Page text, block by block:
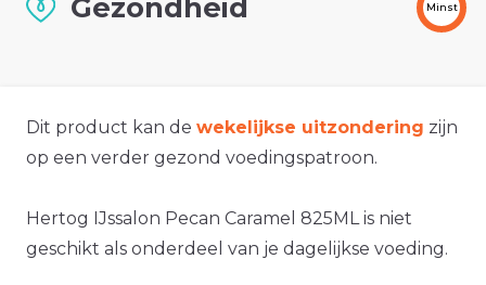
Gezondheid Minst
Dit product kan de wekelijkse uitzondering zijn
op een verder gezond voedingspatroon.
Hertog IJssalon Pecan Caramel 825ML is niet
geschikt als onderdeel van je dagelijkse voeding.